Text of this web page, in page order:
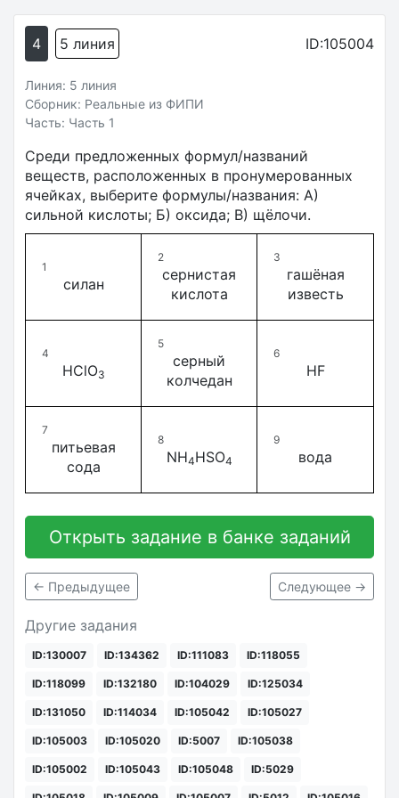
4 5 линия ID:105004
Линия: 5 линия
Сборник: Реальные из ФИПИ
Часть: Часть 1
Среди предложенных формул/названий
веществ, расположенных в пронумерованных
ячейках, выберите формулы/названия: А)
сильной кислоты; Б) оксида; В) щёлочи.
1
силан
2
сернистая
кислота
3
гашёная
известь
4
HClO3
5
серный
колчедан
6
HF
7
питьевая
сода
8
NH4HSO4
9
вода
Открыть задание в банке заданий
← Предыдущее Следующее →
Другие задания
ID:130007 ID:134362 ID:111083 ID:118055
ID:118099 ID:132180 ID:104029 ID:125034
ID:131050 ID:114034 ID:105042 ID:105027
ID:105003 ID:105020 ID:5007 ID:105038
ID:105002 ID:105043 ID:105048 ID:5029